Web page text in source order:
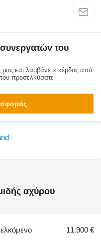
του
μας και λαμβάνετε κέρδος από
προσελκύσατε
αχύρου
11.900 €